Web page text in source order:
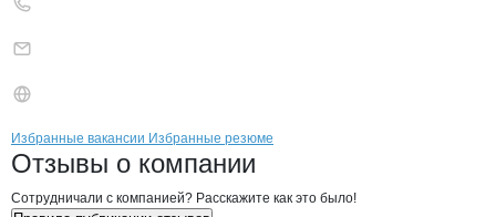
Брендыкомпани ДОНЕЦКИЙ ЗАВОД
Вакансии вДОНЕЦКИЙ ЗАВОД
Избранные вакансии Избранные резюме
Новости oДОНЕЦКИЙ ЗАВОД
Отзывы о компании
Сотрудничали с компанией? Расскажите как это было!